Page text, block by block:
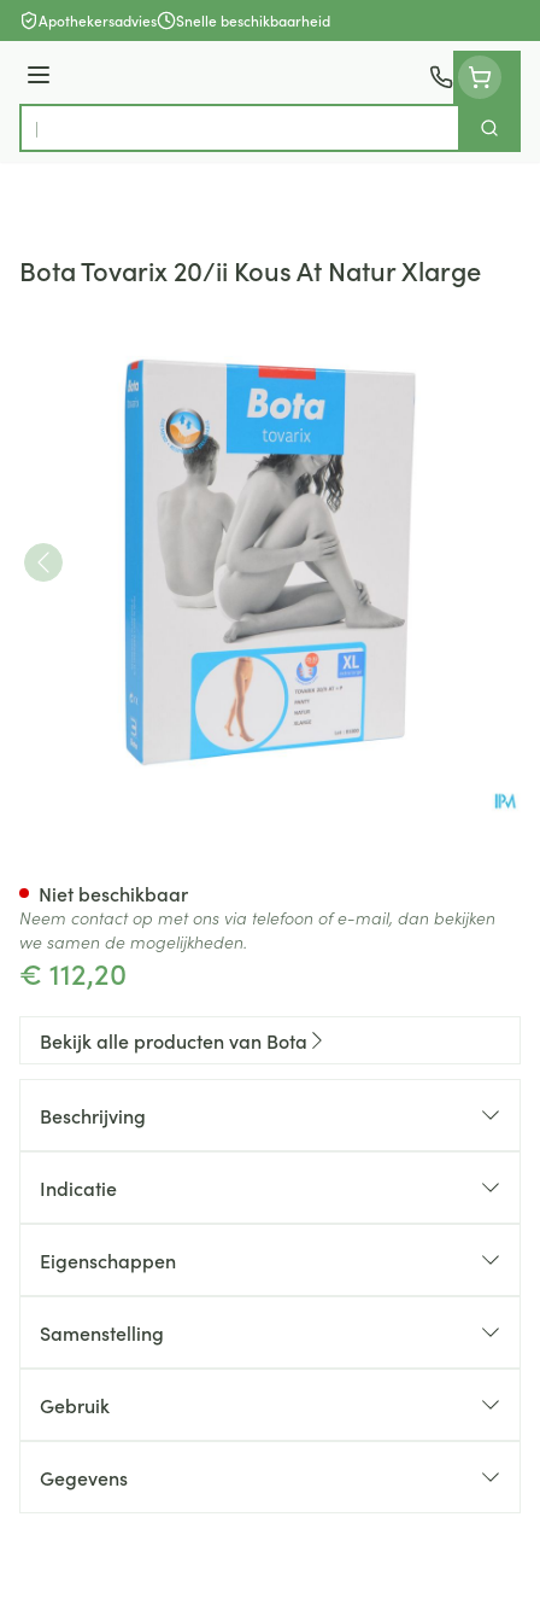
Ga naar de inhoud
Apothekersadvies Snelle beschikbaarheid
Menu
Product, merk, categorie...
Zoek
Bota Tovarix 20/ii Kous At Natur Xlarge
€ 112,20
Niet beschikbaar
Neem contact op met ons via telefoon of e-mail, dan bekijken
we samen de mogelijkheden.
Bekijk alle producten van Bota
Beschrijving
Indicatie
Eigenschappen
Samenstelling
Gebruik
Gegevens